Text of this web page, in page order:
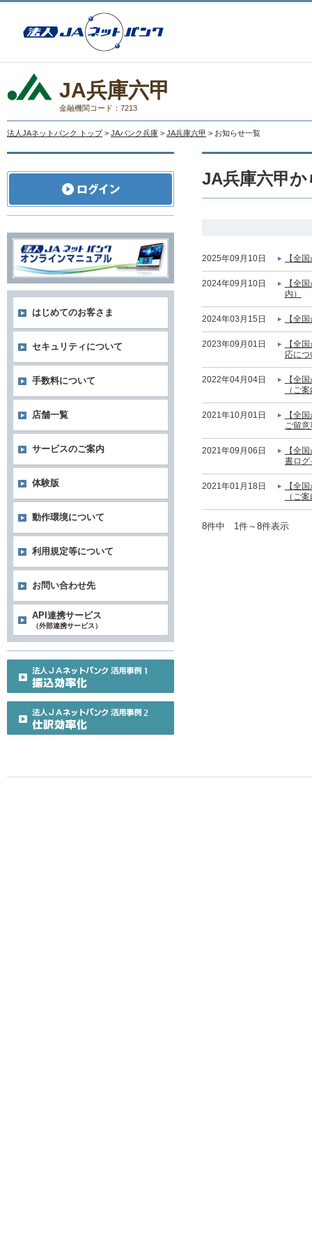
JA兵庫六甲
金融機関コード：7213
法人JAネットバンク トップ > JAバンク兵庫 > JA兵庫六甲 > お知らせ一覧
JA兵庫六甲
2025年09月10日 【全
2024年09月10日
【全
内）
2024年03月15日 【全
2023年09月01日
【全
応に
2022年04月04日
【全
（ご
2021年10月01日
【全
ご留
2021年09月06日
【全
書ログ
2021年01月18日
【全
（ご
8件中 1件～8件表示
はじめてのお客さま
セキュリティについて
手数料について
店舗一覧
サービスのご案内
体験版
動作環境について
利用規定等について
お問い合わせ先
API連携サービス
（外部連携サービス）